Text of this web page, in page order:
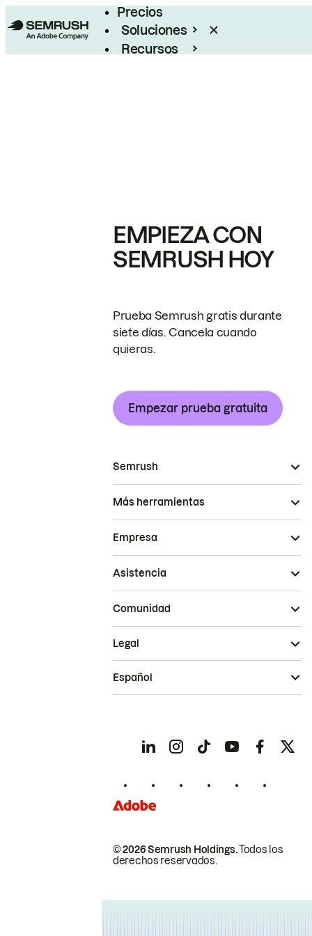
Precios
Soluciones
Recursos
EMPIEZA CON
SEMRUSH HOY
Prueba Semrush gratis durante
siete días. Cancela cuando
quieras.
Empezar prueba gratuita
Semrush
Más herramientas
Empresa
Asistencia
Comunidad
© 2026 Semrush Holdings.Todos los
derechos reservados.
Legal
Español